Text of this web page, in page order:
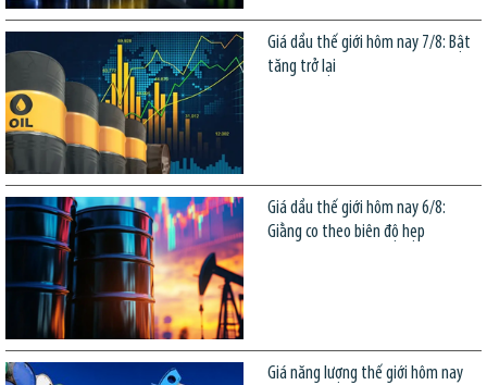
Giá dầu thế giới hôm nay 7/8: Bật
tăng trở lại
Giá dầu thế giới hôm nay 6/8:
Giằng co theo biên độ hẹp
Giá năng lượng thế giới hôm nay